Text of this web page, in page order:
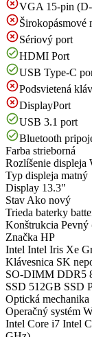
VGA 15-pin
Širokopásmové
Sériový port
HDMI Port
USB Type-C
Podsvietená
DisplayPort
USB 3.1 port
Bluetooth
Farba strieborná
Rozlíšenie displeja
Typ displeja matný
Display 13.3"
Stav Ako nový
Trieda baterky
Konštrukcia Pevný
Značka HP
Intel Intel Iris Xe
Klávesnica SK
SO-DIMM DDR5
SSD 512GB SSD
Optická mechanika
Operačný systém
Intel Core i7 Intel